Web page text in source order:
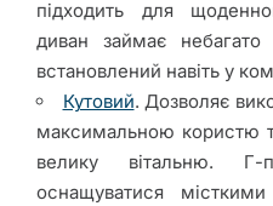
підходить для
диван займає
встановлений навіть у
Кутовий. Дозволяє
максимальною користю
велику вітальню.
оснащуватися